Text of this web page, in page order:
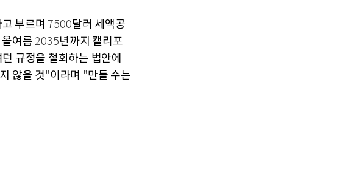
고 부르며 7500달러 세액공
여름 2035년까지 캘리포
규정을 철회하는 법안에
않을 것 "이라며 "만들 수는